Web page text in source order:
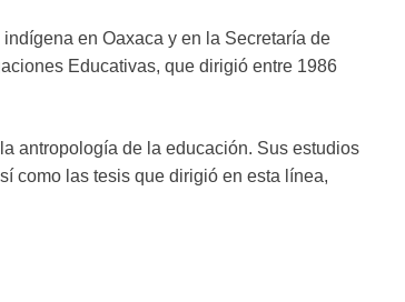
en Oaxaca y en la Secretaría de
Educativas, que dirigió entre 1986
antropología de la educación. Sus estudios
como las tesis que dirigió en esta línea,